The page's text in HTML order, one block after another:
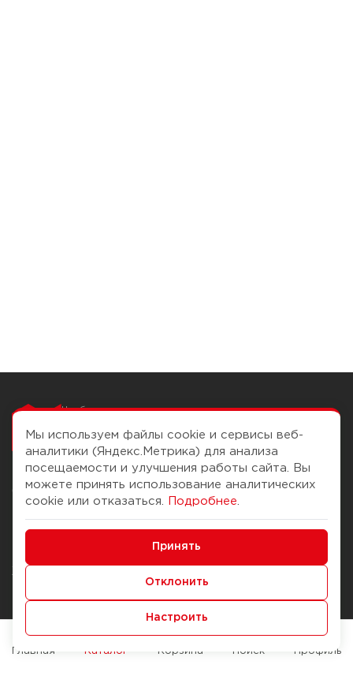
Чтобы вам легко
О компании
История Компании
Журнал
Наши марки
Брендирование
Помощь
Доставка и оплата
Способы оплаты
Служба контроля качества
Мы используем файлы cookie и сервисы веб-
аналитики (Яндекс.Метрика) для анализа
посещаемости и улучшения работы сайта. Вы
можете принять использование аналитических
cookie или отказаться.
Подробнее
Принять
Отклонить
Настроить
Главная Каталог Корзина Поиск Профиль